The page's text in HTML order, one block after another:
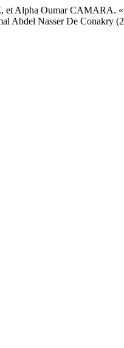
Alpha Oumar CAMARA. «
Abdel Nasser De Conakry